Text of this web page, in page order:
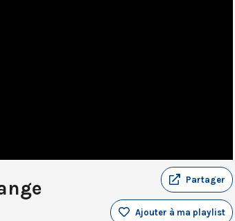
Partager
Ajouter à ma playlist